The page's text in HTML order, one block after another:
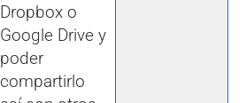
Dropbox o
Google Drive y
poder
compartirlo